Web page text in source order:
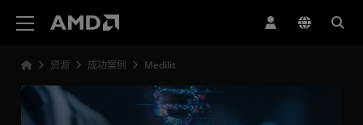
资源 成功案例 Medilit